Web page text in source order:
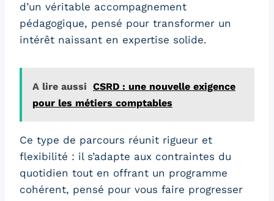
d’un véritable accompagnement
pédagogique, pensé pour transformer un
intérêt naissant en expertise solide.
A lire aussi CSRD : une nouvelle exigence
pour les métiers comptables
Ce type de parcours réunit rigueur et
flexibilité : il s’adapte aux contraintes du
quotidien tout en offrant un programme
cohérent, pensé pour vous faire progresser